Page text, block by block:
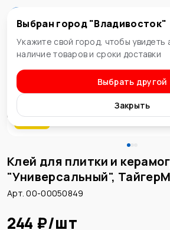
Владивосток
Выбран город "Владивосток"
Укажите свой город, чтобы увидеть
наличие товаров и сроки доставки
Выбрать другой
Закрыть
Клей для плитки
Клей для плитки и
"Универсальный",
Арт. 00-00050849
244 ₽/шт